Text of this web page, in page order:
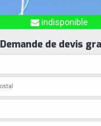
indisponible
Demande de devis